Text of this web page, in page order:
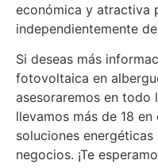
económica y atractiva
independientemente
Si deseas más
fotovoltaica en
asesoraremos en todo
llevamos más de 18
soluciones
negocios. ¡Te